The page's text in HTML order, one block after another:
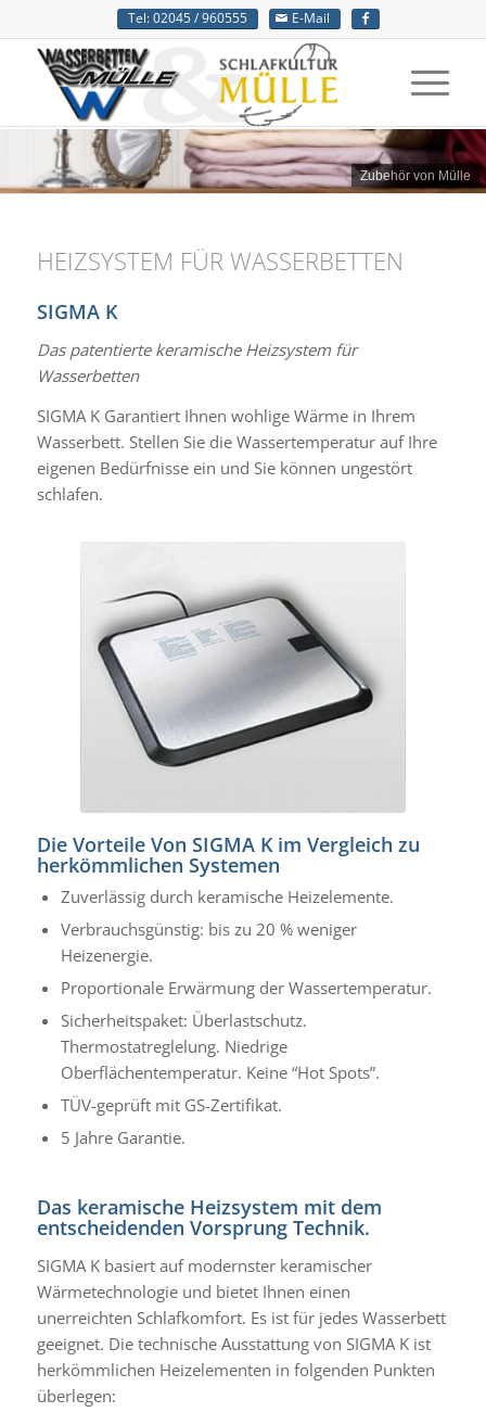
Tel: 02045 / 960555 E-Mail
Zubehör von Mülle
HEIZSYSTEM FÜR WASSERBETTEN
SIGMA K
Das patentierte keramische Heizsystem für
Wasserbetten
SIGMA K Garantiert Ihnen wohlige Wärme in Ihrem
Wasserbett. Stellen Sie die Wassertemperatur auf Ihre
eigenen Bedürfnisse ein und Sie können ungestört
schlafen.
Die Vorteile Von SIGMA K im Vergleich zu
herkömmlichen Systemen
Zuverlässig durch keramische Heizelemente.
Verbrauchsgünstig: bis zu 20 % weniger
Heizenergie.
Proportionale Erwärmung der Wassertemperatur.
Sicherheitspaket: Überlastschutz.
Thermostatreglelung. Niedrige
Oberflächentemperatur. Keine “Hot Spots”.
TÜV-geprüft mit GS-Zertifikat.
5 Jahre Garantie.
Das keramische Heizsystem mit dem
entscheidenden Vorsprung Technik.
SIGMA K basiert auf modernster keramischer
Wärmetechnologie und bietet Ihnen einen
unerreichten Schlafkomfort. Es ist für jedes Wasserbett
geeignet. Die technische Ausstattung von SIGMA K ist
herkömmlichen Heizelementen in folgenden Punkten
überlegen: